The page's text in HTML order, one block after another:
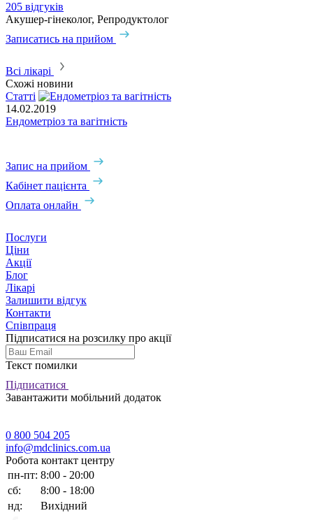
205 відгуків
Акушер-гінеколог, Репродуктолог
Записатись на прийом
Всі лікарі
Схожі новини
Статті
14.02.2019
Ендометріоз та вагітність
Запис на прийом
Кабінет пацієнта
Оплата онлайн
Послуги
Ціни
Акції
Блог
Лікарі
Залишити відгук
Контакти
Співпраця
Підписатися на розсилку про акції
Текст помилки
Підписатися
Завантажити мобільний додаток
0 800 504 205
info@mdclinics.com.ua
Робота контакт центру
пн-пт: 8:00 - 20:00
сб:
8:00 - 18:00
нд:
Вихідний